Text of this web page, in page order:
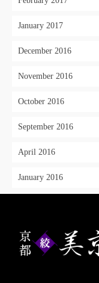
January 2017
December 2016
November 2016
October 2016
September 2016
April 2016
January 2016